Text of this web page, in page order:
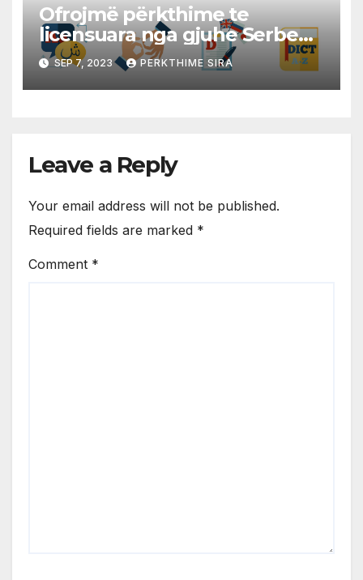
Ofrojmë përkthime te
licensuara nga gjuhe Serbe
në gjuhen Shqipe dhe
anasjelltas!
SEP 7, 2023 PERKTHIME SIRA
Leave a Reply
Your email address will not be published.
Required fields are marked *
Comment *